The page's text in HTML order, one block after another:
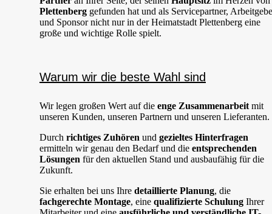
Plettenberg gefunden hat und als Servicepartner,
und Sponsor nicht nur in der Heimatstadt Plettenberg eine
große und wichtige Rolle spielt.
Warum wir die beste Wahl sind
Wir legen großen Wert auf die enge Zusammenarbeit mit
unseren Kunden, unseren Partnern und unseren Lieferanten.
Durch richtiges Zuhören und gezieltes Hinterfragen
ermitteln wir genau den Bedarf und die entsprechenden
Lösungen für den aktuellen Stand und ausbaufähig für die
Zukunft.
Sie erhalten bei uns Ihre detaillierte Planung, die
fachgerechte Montage, eine qualifizierte Schulung Ihrer